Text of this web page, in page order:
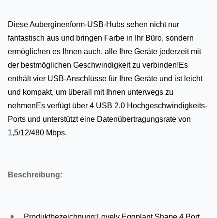
Diese Auberginenform-USB-Hubs sehen nicht nur
fantastisch aus und bringen Farbe in Ihr Büro, sondern
ermöglichen es Ihnen auch, alle Ihre Geräte jederzeit mit
der bestmöglichen Geschwindigkeit zu verbinden!Es
enthält vier USB-Anschlüsse für Ihre Geräte und ist leicht
und kompakt, um überall mit Ihnen unterwegs zu
nehmenEs verfügt über 4 USB 2.0 Hochgeschwindigkeits-
Ports und unterstützt eine Datenübertragungsrate von
1,5/12/480 Mbps.
Beschreibung: